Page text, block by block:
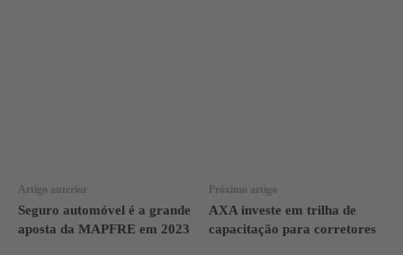
Artigo anterior
Seguro automóvel é a grande
aposta da MAPFRE em 2023
Próximo artigo
AXA investe em trilha de
capacitação para corretores